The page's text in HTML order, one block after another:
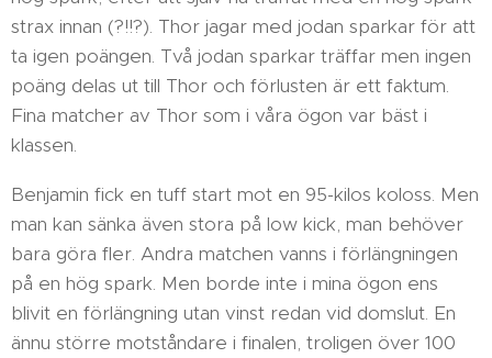
strax innan (?!!?). Thor jagar med jodan sparkar för att
ta igen poängen. Två jodan sparkar träffar men ingen
poäng delas ut till Thor och förlusten är ett faktum.
Fina matcher av Thor som i våra ögon var bäst i
klassen.
Benjamin fick en tuff start mot en 95-kilos koloss. Men
man kan sänka även stora på low kick, man behöver
bara göra fler. Andra matchen vanns i förlängningen
på en hög spark. Men borde inte i mina ögon ens
blivit en förlängning utan vinst redan vid domslut. En
ännu större motståndare i finalen, troligen över 100